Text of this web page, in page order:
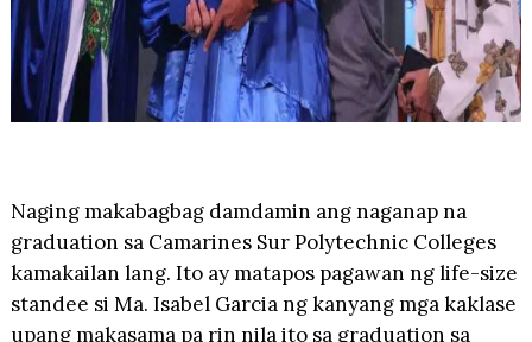
Naging makabagbag damdamin ang naganap na
graduation sa Camarines Sur Polytechnic Colleges
kamakailan lang. Ito ay matapos pagawan ng life-size
standee si Ma. Isabel Garcia ng kanyang mga kaklase
upang makasama pa rin nila ito sa graduation sa